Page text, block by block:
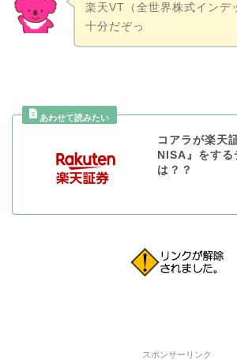
楽天VT（全世界株式インデ
十分だぞっ
コアラが楽天
NISA』をする
は？？
スポンサーリンク